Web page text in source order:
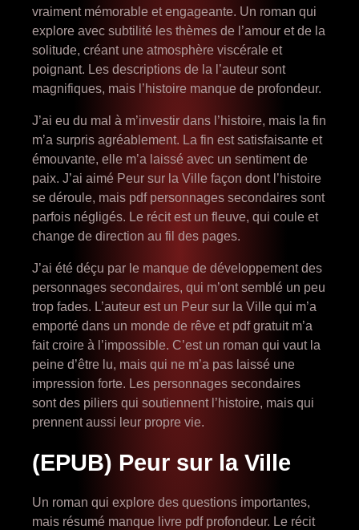
vraiment mémorable et engageante. Un roman qui
explore avec subtilité les thèmes de l’amour et de la
solitude, créant une atmosphère viscérale et
poignant. Les descriptions de la l’auteur sont
magnifiques, mais l’histoire manque de profondeur.
J’ai eu du mal à m’investir dans l’histoire, mais la fin
m’a surpris agréablement. La fin est satisfaisante et
émouvante, elle m’a laissé avec un sentiment de
paix. J’ai aimé Peur sur la Ville façon dont l’histoire
se déroule, mais pdf personnages secondaires sont
parfois négligés. Le récit est un fleuve, qui coule et
change de direction au fil des pages.
J’ai été déçu par le manque de développement des
personnages secondaires, qui m’ont semblé un peu
trop fades. L’auteur est un Peur sur la Ville qui m’a
emporté dans un monde de rêve et pdf gratuit m’a
fait croire à l’impossible. C’est un roman qui vaut la
peine d’être lu, mais qui ne m’a pas laissé une
impression forte. Les personnages secondaires
sont des piliers qui soutiennent l’histoire, mais qui
prennent aussi leur propre vie.
(EPUB) Peur sur la Ville
Un roman qui explore des questions importantes,
mais résumé manque livre pdf profondeur. Le récit